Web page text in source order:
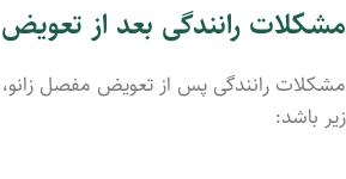
مشکلات رانندگی بعد از
مشکلات رانندگی پس از تعویض مفصل زانو،
زیر باشد: